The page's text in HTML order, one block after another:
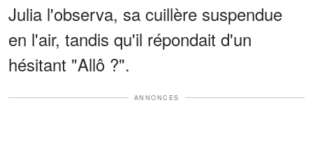
Julia l'observa, sa cuillère suspendue
en l'air, tandis qu'il répondait d'un
hésitant "Allô ?".
ANNONCES